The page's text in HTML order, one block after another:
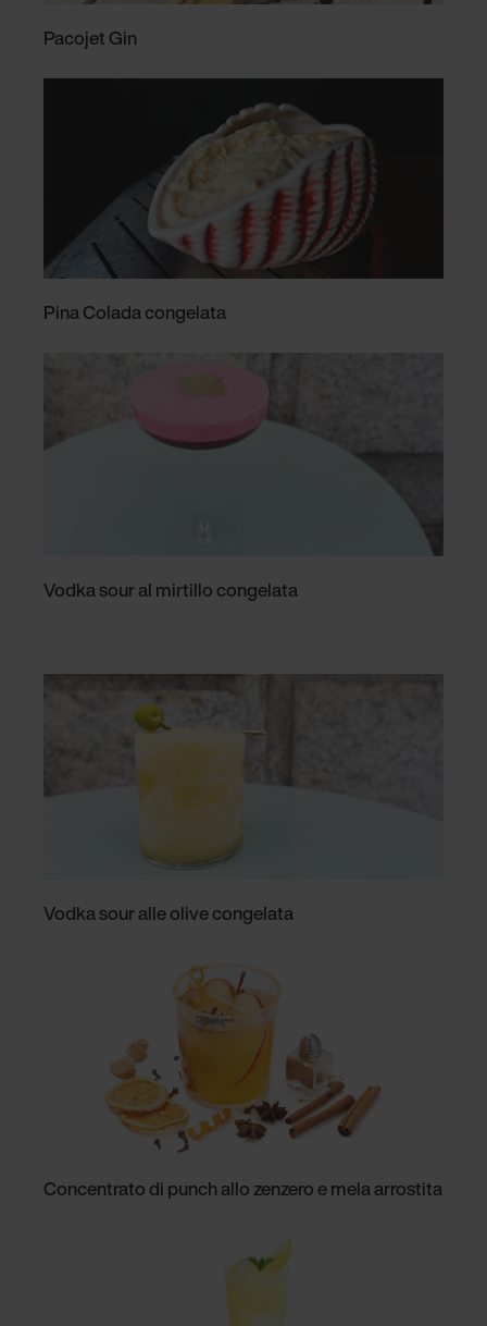
Pacojet Gin
Pina Colada congelata
Vodka sour al mirtillo congelata
Vodka sour alle olive congelata
Concentrato di punch allo zenzero e mela arrostita